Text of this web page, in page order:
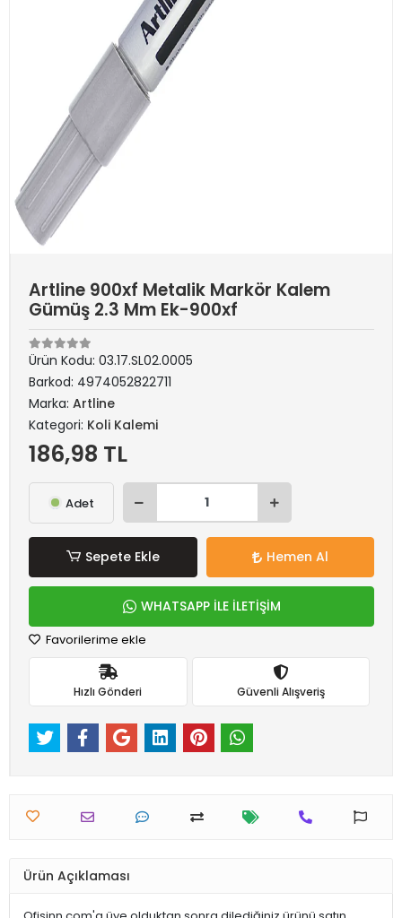
Artline 900xf Metalik Markör Kalem
Gümüş 2.3 Mm Ek-900xf
Ürün Kodu: 03.17.SL02.0005
Barkod: 4974052822711
Marka: Artline
Kategori: Koli Kalemi
186,98 TL
Adet
Sepete Ekle Hemen Al
WHATSAPP İLE İLETİŞİM
Favorilerime ekle
Hızlı Gönderi Güvenli Alışveriş
Ürün Açıklaması